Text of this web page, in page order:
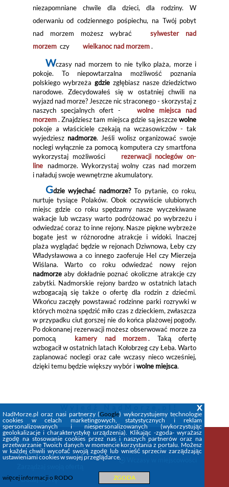
niezapomniane chwile dla dzieci, dla rodziny. W
oderwaniu od codziennego pośpiechu, na Twój pobyt
nad morzem możesz wybrać
sylwester nad
morzem czy wielkanoc nad morzem .
Wczasy nad morzem to nie tylko plaża, morze i
pokoje. To niepowtarzalna możliwość poznania
polskiego wybrzeżagdzie zgłębiasz nasze dziedzictwo
narodowe. Zdecydowałeś się w ostatniej chwili na
wyjazd nad morze? Jeszcze nic straconego - skorzystaj z
naszych specjalnych ofert -
wolne miejsca nad
morzem . Znajdziesz tam miejsca gdzie są jeszczewolne
pokoje a właściciele czekają na wczasowiczów - tak
wyjedziesz nadmorze. Jeśli wolisz organizować swoje
noclegi wyłącznie za pomocą komputera czy smartfona
wykorzystaj możliwości
rezerwacji noclegów on-
line
nadmorze. Wykorzystaj wolny czas nad morzem
i naładuj swoje wewnętrzne akumulatory.
Gdzie wyjechać nadmorze?To pytanie, co roku,
nurtuje tysiące Polaków. Obok oczywiście ulubionych
miejsc gdzie co roku spędzamy nasze wyczekiwane
wakacje lub wczasy warto podróżować po wybrzeżu i
odwiedzać coraz to inne rejony. Nasze piękne wybrzeże
bogate jest w różnorodne atrakcje i widoki. Inaczej
plaża wyglądać będzie w rejonach Dziwnowa, Łeby czy
Władysławowa a co innego zaoferuje Hel czy Mierzeja
Wiślana. Warto co roku odwiedzać nowy rejon
nadmorzeaby dokładnie poznać okoliczne atrakcje czy
zabytki. Nadmorskie rejony bardzo w ostatnich latach
wzbogacają się także o ofertę dla rodzin z dziećmi.
Wkońcu zaczęły powstawać rodzinne parki rozrywki w
których można spędzić miło czas z dzieckiem, zwłaszcza
w przypadku ciut gorszej nie do końca plażowej pogody.
Po dokonanej rezerwacji możesz obserwować morze za
pomocą
kamery nad morzem . Taką ofertę
wzbogacił w ostatnich latach Kołobrzeg czy Łeba. Warto
zaplanować noclegi oraz całe wczasy nieco wcześniej,
dzięki temu będzie większy wybór iwolne miejsca.
Firma
STREFA KLIENTA
+Dodaj ofertę
Wczasy
NadMorze.pl oraz nasi partnerzy (Google) wykorzystujemy technologie
cookies w celach marketingowych, statystycznych i reklam
spersonalizowanych i niespersonalizowanych (wykorzystując
geolokalizacje i charakterystykę urządzenia). Klikając -zgoda- wyrażasz
zgodę na stosowanie cookies przez nas i naszych partnerów oraz na
przetwarzanie Twoich danych w momencie korzystania z portalu. Możesz
w każdej chwili wycofać swoją zgodę lub wnieść sprzeciw zarządzając
ustawieniami cookies w swojej przeglądarce.
więcej informacji o RODO ZGODA
x